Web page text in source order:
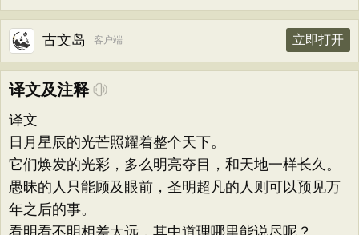
古文岛 客户端 立即打开
译文及注释
译文
日月星辰的光芒照耀着整个天下。
它们焕发的光彩，多么明亮夺目，和天地一样长久。
愚昧的人只能顾及眼前，圣明超凡的人则可以预见万
年之后的事。
看明看不明相差太远，其中道理哪里能说尽呢？